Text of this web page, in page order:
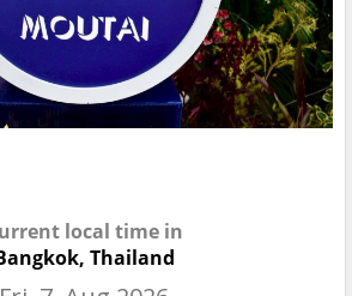
local time in
Thailand